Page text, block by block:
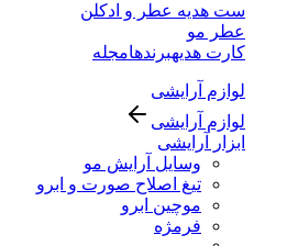
ست هدیه عطر و ادکلن
عطر مو
کارت هدیهبرندهامجله
لوازم آرایشی
لوازم آرایشی
ابزار آرایشی
وسایل آرایش مو
تیغ اصلاح صورت و ابرو
موچین ابرو
فرمژه